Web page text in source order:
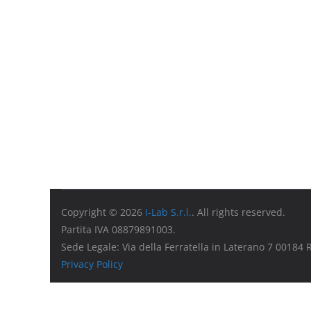
Copyright © 2026 I-Lab S.r.l.. All rights reserved.
Partita IVA 08879891003.
Sede Legale: Via della Ferratella in Laterano 7 00184
Privacy Policy